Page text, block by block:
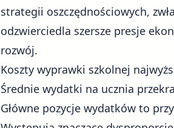
strategii oszczędnościowych,
odzwierciedla szersze presje
rozwój.
Koszty wyprawki szkolnej
Średnie wydatki na ucznia
Główne pozycje wydatków to